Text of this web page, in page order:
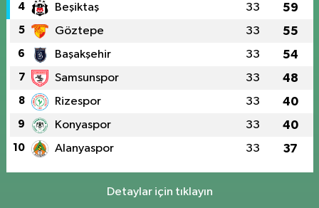
4 Beşiktaş 33 59
5 Göztepe 33 55
6 Başakşehir 33 54
7 Samsunspor 33 48
8 Rizespor 33 40
9 Konyaspor 33 40
10 Alanyaspor 33 37
Detaylar için tıklayın